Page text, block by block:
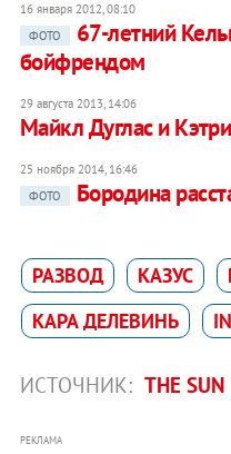
16 января 2012, 08:10
ФОТО
67-летний
бойфрендом
29 августа 2013, 14:06
Майкл Дуглас и
25 ноября 2014, 16:46
ФОТО
Бородина
РАЗВОД КАЗУС
КАРА ДЕЛЕВИНЬ
ИСТОЧНИК: THE SUN
РЕКЛАМА